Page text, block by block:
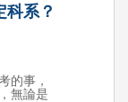
科系？
的事，
無論是